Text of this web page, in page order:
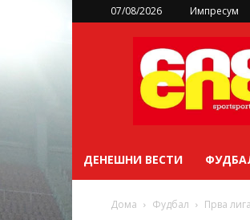
07/08/2026 Импресум
sportsport.mk
ДЕНЕШНИ ВЕСТИ
Дома Фудбал Прва лига